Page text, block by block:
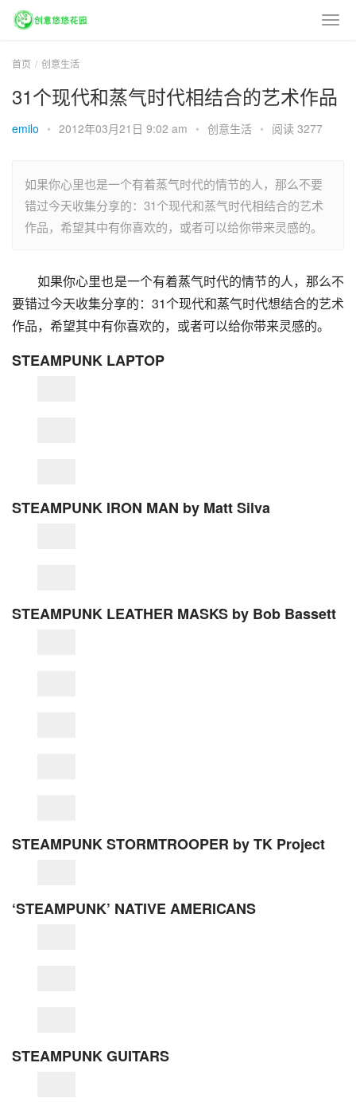
首页 创意生活
31个现代和蒸气时代相结合的艺术作品
emilo • 2012年03月21日 9:02 am • 创意生活 • 阅读 3277
如果你心里也是一个有着蒸气时代的情节的人，那么不要
错过今天收集分享的：31个现代和蒸气时代相结合的艺术
作品，希望其中有你喜欢的，或者可以给你带来灵感的。
如果你心里也是一个有着蒸气时代的情节的人，那么不
要错过今天收集分享的：31个现代和蒸气时代想结合的艺术
作品，希望其中有你喜欢的，或者可以给你带来灵感的。
STEAMPUNK LAPTOP
STEAMPUNK IRON MAN by Matt Silva
STEAMPUNK LEATHER MASKS by Bob Bassett
STEAMPUNK STORMTROOPER by TK Project
‘STEAMPUNK’ NATIVE AMERICANS
STEAMPUNK GUITARS